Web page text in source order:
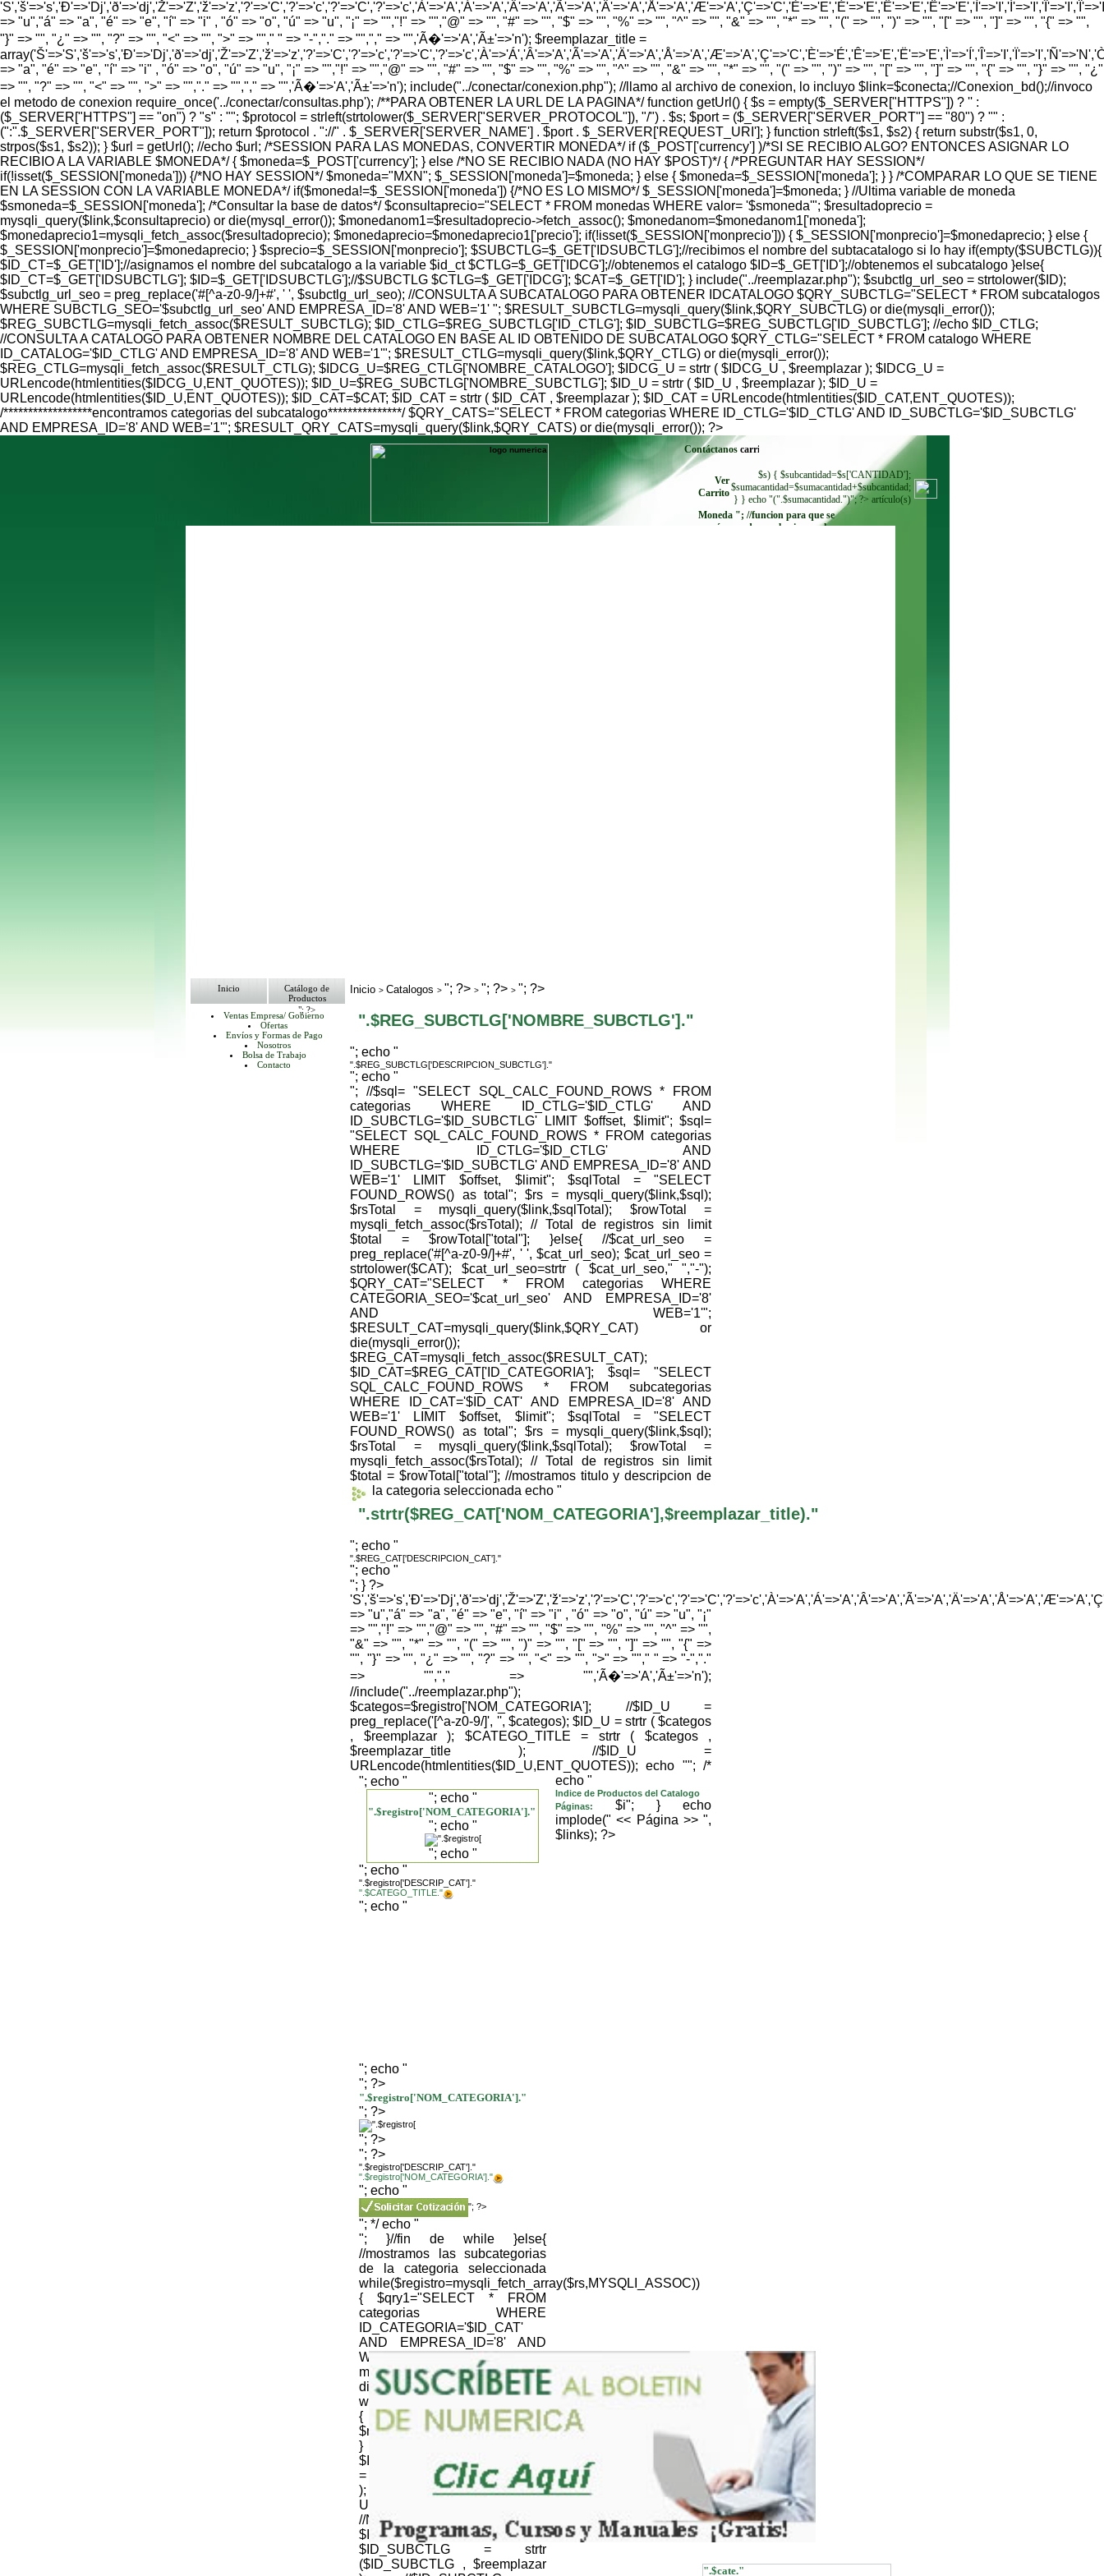
=> "u","á" => "a", "é" => "e", "í" => "i" , "ó" => "o", "ú" => "u", "¡" => "","!" => "","@" => "", "#" => "", "$" => "", "%" => "", "^" => "", "&" => "", "*" => "", "(" => "", ")" => "", "[" => "", "]" => "", "{" => "",
"}" => "", "¿" => "", "?" => "", "<" => "", ">" => ""," " => "-","." => "","," => "",'Ã�'=>'A','Ã±'=>'n'); $reemplazar_title =
=> "a", "é" => "e", "í" => "i" , "ó" => "o", "ú" => "u", "¡" => "","!" => "","@" => "", "#" => "", "$" => "", "%" => "", "^" => "", "&" => "", "*" => "", "(" => "", ")" => "", "[" => "", "]" => "", "{" => "", "}" => "", "¿"
=> "", "?" => "", "<" => "", ">" => "","." => "","," => "",'Ã�'=>'A','Ã±'=>'n'); include("../conectar/conexion.php"); //llamo al archivo de conexion, lo incluyo $link=$conecta;//Conexion_bd();//invoco
el metodo de conexion require_once('../conectar/consultas.php'); /**PARA OBTENER LA URL DE LA PAGINA*/ function getUrl() { $s = empty($_SERVER["HTTPS"]) ? '' :
($_SERVER["HTTPS"] == "on") ? "s" : ""; $protocol = strleft(strtolower($_SERVER["SERVER_PROTOCOL"]), "/") . $s; $port = ($_SERVER["SERVER_PORT"] == "80") ? "" :
(":".$_SERVER["SERVER_PORT"]); return $protocol . "://" . $_SERVER['SERVER_NAME'] . $port . $_SERVER['REQUEST_URI']; } function strleft($s1, $s2) { return substr($s1, 0,
strpos($s1, $s2)); } $url = getUrl(); //echo $url; /*SESSION PARA LAS MONEDAS, CONVERTIR MONEDA*/ if ($_POST['currency'] )/*SI SE RECIBIO ALGO? ENTONCES ASIGNAR LO
RECIBIO A LA VARIABLE $MONEDA*/ { $moneda=$_POST['currency']; } else /*NO SE RECIBIO NADA (NO HAY $POST)*/ { /*PREGUNTAR HAY SESSION*/
if(!isset($_SESSION['moneda'])) {/*NO HAY SESSION*/ $moneda="MXN"; $_SESSION['moneda']=$moneda; } else { $moneda=$_SESSION['moneda']; } } /*COMPARAR LO QUE SE TIENE
EN LA SESSION CON LA VARIABLE MONEDA*/ if($moneda!=$_SESSION['moneda']) {/*NO ES LO MISMO*/ $_SESSION['moneda']=$moneda; } //Ultima variable de moneda
$smoneda=$_SESSION['moneda']; /*Consultar la base de datos*/ $consultaprecio="SELECT * FROM monedas WHERE valor= '$smoneda'"; $resultadoprecio =
mysqli_query($link,$consultaprecio) or die(mysql_error()); $monedanom1=$resultadoprecio->fetch_assoc(); $monedanom=$monedanom1['moneda'];
$monedaprecio1=mysqli_fetch_assoc($resultadoprecio); $monedaprecio=$monedaprecio1['precio']; if(!isset($_SESSION['monprecio'])) { $_SESSION['monprecio']=$monedaprecio; } else {
$_SESSION['monprecio']=$monedaprecio; } $sprecio=$_SESSION['monprecio']; $SUBCTLG=$_GET['IDSUBCTLG'];//recibimos el nombre del subtacatalogo si lo hay if(empty($SUBCTLG)){
$ID_CT=$_GET['ID'];//asignamos el nombre del subcatalogo a la variable $id_ct $CTLG=$_GET['IDCG'];//obtenemos el catalogo $ID=$_GET['ID'];//obtenemos el subcatalogo }else{
$ID_CT=$_GET['IDSUBCTLG']; $ID=$_GET['IDSUBCTLG'];//$SUBCTLG $CTLG=$_GET['IDCG']; $CAT=$_GET['ID']; } include("../reemplazar.php"); $subctlg_url_seo = strtolower($ID);
$subctlg_url_seo = preg_replace('#[^a-z0-9/]+#', ' ', $subctlg_url_seo); //CONSULTA A SUBCATALOGO PARA OBTENER IDCATALOGO $QRY_SUBCTLG="SELECT * FROM subcatalogos
WHERE SUBCTLG_SEO='$subctlg_url_seo' AND EMPRESA_ID='8' AND WEB='1' "; $RESULT_SUBCTLG=mysqli_query($link,$QRY_SUBCTLG) or die(mysqli_error());
$REG_SUBCTLG=mysqli_fetch_assoc($RESULT_SUBCTLG); $ID_CTLG=$REG_SUBCTLG['ID_CTLG']; $ID_SUBCTLG=$REG_SUBCTLG['ID_SUBCTLG']; //echo $ID_CTLG;
//CONSULTA A CATALOGO PARA OBTENER NOMBRE DEL CATALOGO EN BASE AL ID OBTENIDO DE SUBCATALOGO $QRY_CTLG="SELECT * FROM catalogo WHERE
ID_CATALOG='$ID_CTLG' AND EMPRESA_ID='8' AND WEB='1'"; $RESULT_CTLG=mysqli_query($link,$QRY_CTLG) or die(mysqli_error());
$REG_CTLG=mysqli_fetch_assoc($RESULT_CTLG); $IDCG_U=$REG_CTLG['NOMBRE_CATALOGO']; $IDCG_U = strtr ( $IDCG_U , $reemplazar ); $IDCG_U =
URLencode(htmlentities($IDCG_U,ENT_QUOTES)); $ID_U=$REG_SUBCTLG['NOMBRE_SUBCTLG']; $ID_U = strtr ( $ID_U , $reemplazar ); $ID_U =
URLencode(htmlentities($ID_U,ENT_QUOTES)); $ID_CAT=$CAT; $ID_CAT = strtr ( $ID_CAT , $reemplazar ); $ID_CAT = URLencode(htmlentities($ID_CAT,ENT_QUOTES));
/******************encontramos categorias del subcatalogo***************/ $QRY_CATS="SELECT * FROM categorias WHERE ID_CTLG='$ID_CTLG' AND ID_SUBCTLG='$ID_SUBCTLG'
AND EMPRESA_ID='8' AND WEB='1'"; $RESULT_QRY_CATS=mysqli_query($link,$QRY_CATS) or die(mysqli_error()); ?>
Contáctanos
Ver
Carrito
$s) { $subcantidad=$s['CANTIDAD'];
$sumacantidad=$sumacantidad+$subcantidad;
} } echo "(".$sumacantidad.")"; ?> artículo(s)
Moneda "; //funcion para que se
envíe cuando se seleccione. echo
Inicio
Catálogo de
Productos
"; ?>
Ventas Empresa/ Gobierno
Ofertas
Envíos y Formas de Pago
Nosotros
Bolsa de Trabajo
Contacto
Inicio >Catalogos > "; ?>> "; ?>> "; ?>
".$REG_SUBCTLG['NOMBRE_SUBCTLG']."
"; echo "
".$REG_SUBCTLG['DESCRIPCION_SUBCTLG']."
"; echo "
"; //$sql= "SELECT SQL_CALC_FOUND_ROWS * FROM
categorias WHERE ID_CTLG='$ID_CTLG' AND
ID_SUBCTLG='$ID_SUBCTLG' LIMIT $offset, $limit"; $sql=
"SELECT SQL_CALC_FOUND_ROWS * FROM categorias
WHERE ID_CTLG='$ID_CTLG' AND
ID_SUBCTLG='$ID_SUBCTLG' AND EMPRESA_ID='8' AND
WEB='1' LIMIT $offset, $limit"; $sqlTotal = "SELECT
FOUND_ROWS() as total"; $rs = mysqli_query($link,$sql);
$rsTotal = mysqli_query($link,$sqlTotal); $rowTotal =
mysqli_fetch_assoc($rsTotal); // Total de registros sin limit
$total = $rowTotal["total"]; }else{ //$cat_url_seo =
preg_replace('#[^a-z0-9/]+#', ' ', $cat_url_seo); $cat_url_seo =
strtolower($CAT); $cat_url_seo=strtr ( $cat_url_seo," ","-");
$QRY_CAT="SELECT * FROM categorias WHERE
CATEGORIA_SEO='$cat_url_seo' AND EMPRESA_ID='8'
AND WEB='1'";
$RESULT_CAT=mysqli_query($link,$QRY_CAT) or
die(mysqli_error());
$REG_CAT=mysqli_fetch_assoc($RESULT_CAT);
$ID_CAT=$REG_CAT['ID_CATEGORIA']; $sql= "SELECT
SQL_CALC_FOUND_ROWS * FROM subcategorias
WHERE ID_CAT='$ID_CAT' AND EMPRESA_ID='8' AND
WEB='1' LIMIT $offset, $limit"; $sqlTotal = "SELECT
FOUND_ROWS() as total"; $rs = mysqli_query($link,$sql);
$rsTotal = mysqli_query($link,$sqlTotal); $rowTotal =
mysqli_fetch_assoc($rsTotal); // Total de registros sin limit
$total = $rowTotal["total"]; //mostramos titulo y descripcion de
la categoria seleccionada echo "
".strtr($REG_CAT['NOM_CATEGORIA'],$reemplazar_title)."
"; echo "
".$REG_CAT['DESCRIPCION_CAT']."
"; echo "
"; } ?>
=> "u","á" => "a", "é" => "e", "í" => "i" , "ó" => "o", "ú" => "u", "¡"
=> "","!" => "","@" => "", "#" => "", "$" => "", "%" => "", "^" => "",
"&" => "", "*" => "", "(" => "", ")" => "", "[" => "", "]" => "", "{" =>
"", "}" => "", "¿" => "", "?" => "", "<" => "", ">" => ""," " => "-","."
=> "","," => "",'Ã�'=>'A','Ã±'=>'n');
//include("../reemplazar.php");
$categos=$registro['NOM_CATEGORIA']; //$ID_U =
preg_replace('[^a-z0-9/]', '', $categos); $ID_U = strtr ( $categos
, $reemplazar ); $CATEGO_TITLE = strtr ( $categos ,
$reemplazar_title ); //$ID_U =
URLencode(htmlentities($ID_U,ENT_QUOTES)); echo "
"; echo "
"; echo "
".$registro['NOM_CATEGORIA']."
"; echo "
"; echo "
"; echo "
".$registro['DESCRIP_CAT']."
".$CATEGO_TITLE."
"; echo "
"; /*
echo "
"; echo "
"; ?>
".$registro['NOM_CATEGORIA']."
"; ?>
"; ?>
"; ?>
".$registro['DESCRIP_CAT']."
".$registro['NOM_CATEGORIA']."
"; echo "
"; ?>
"; */ echo "
"; }//fin de while }else{
//mostramos las subcategorias
de la categoria seleccionada
while($registro=mysqli_fetch_array($rs,MYSQLI_ASSOC))
{ $qry1="SELECT * FROM
categorias WHERE
ID_CATEGORIA='$ID_CAT'
AND EMPRESA_ID='8' AND
WEB='1' "; $resultQRY =
mysqli_query($link,$qry1) or
die(mysqli_error());
while($registroQRY=mysqli_fetch_array($resultQRY,MYSQLI_ASSOC))
{
$nomb_cat=$registroQRY['NOM_CATEGORIA'];
} //NOMBRE CATALOGO
$ID_CTLG=$CTLG; $ID_CTLG
= strtr ($ID_CTLG , $reemplazar
); $ID_CTLG =
URLencode(htmlentities($ID_CTLG,ENT_QUOTES));
//NOMBRE SUBCATALOGO
$ID_SUBCTLG=$SUBCTLG;
$ID_SUBCTLG = strtr
($ID_SUBCTLG , $reemplazar
Indice de Productos del Catalogo
Páginas:
$i"; } echo
implode(" << Página >> ",
$links); ?>
".$cate."